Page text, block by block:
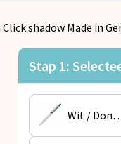
shadow Made in
Stap 1:
Wit /